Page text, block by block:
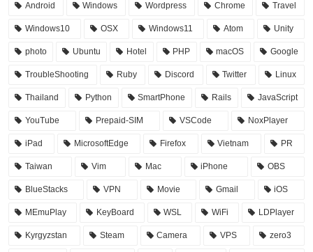
Android Windows Wordpress Chrome Travel
Windows10 OSX Windows11 Atom Unity
photo Ubuntu Hotel PHP macOS Google
TroubleShooting Ruby Discord Twitter Linux
Thailand Python SmartPhone Rails JavaScript
YouTube Prepaid-SIM VSCode NoxPlayer
iPad MicrosoftEdge Firefox Vietnam PR
Taiwan Vim Mac iPhone OBS
BlueStacks VPN Movie Gmail iOS
MEmuPlay KeyBoard WSL WiFi LDPlayer
Kyrgyzstan Steam Camera VPS zero3